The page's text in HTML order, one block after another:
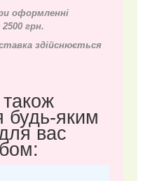
оформленні
грн.
здійснюється
будь-яким
вас